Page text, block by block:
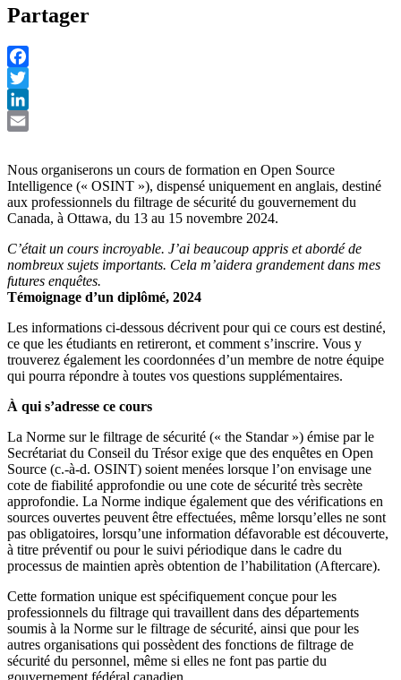
Partager
Facebook
Twitter
LinkedIn
Nous organiserons un cours de formation en Open Source
Intelligence (« OSINT »), dispensé uniquement en anglais, destiné
aux professionnels du filtrage de sécurité du gouvernement du
Canada, à Ottawa, du 13 au 15 novembre 2024.
C’était un cours incroyable. J’ai beaucoup appris et abordé de
nombreux sujets importants. Cela m’aidera grandement dans mes
futures enquêtes.
Témoignage d’un diplômé, 2024
Les informations ci-dessous décrivent pour qui ce cours est destiné,
ce que les étudiants en retireront, et comment s’inscrire. Vous y
trouverez également les coordonnées d’un membre de notre équipe
qui pourra répondre à toutes vos questions supplémentaires.
À qui s’adresse ce cours
La Norme sur le filtrage de sécurité (« the Standar ») émise par le
Secrétariat du Conseil du Trésor exige que des enquêtes en Open
Source (c.-à-d. OSINT) soient menées lorsque l’on envisage une
cote de fiabilité approfondie ou une cote de sécurité très secrète
approfondie. La Norme indique également que des vérifications en
sources ouvertes peuvent être effectuées, même lorsqu’elles ne sont
pas obligatoires, lorsqu’une information défavorable est découverte,
à titre préventif ou pour le suivi périodique dans le cadre du
processus de maintien après obtention de l’habilitation (Aftercare).
Cette formation unique est spécifiquement conçue pour les
professionnels du filtrage qui travaillent dans des départements
soumis à la Norme sur le filtrage de sécurité, ainsi que pour les
autres organisations qui possèdent des fonctions de filtrage de
sécurité du personnel, même si elles ne font pas partie du
gouvernement fédéral canadien.